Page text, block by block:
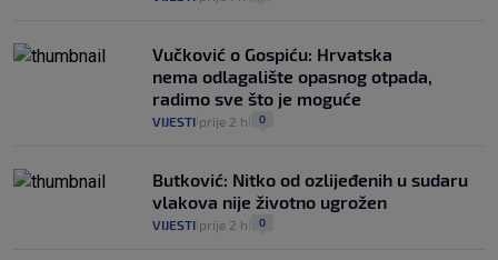
Vučković o Gospiću: Hrvatska
nema odlagalište opasnog otpada,
radimo sve što je moguće
VIJESTI prije 2 h 0
Butković: Nitko od ozlijeđenih u sudaru
vlakova nije životno ugrožen
VIJESTI prije 2 h 0